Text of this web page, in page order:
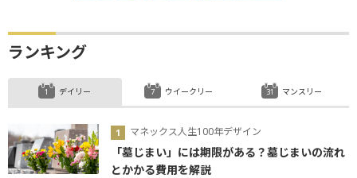
ランキング
デイリー
マネックス人生100年デザイン
「墓じまい」には期限がある？墓じまいの流れ
とかかる費用を解説
ウイークリー マンスリー